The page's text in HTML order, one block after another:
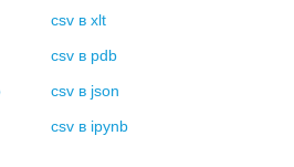
csv в xlt
csv в pdb
csv в json
csv в ipynb